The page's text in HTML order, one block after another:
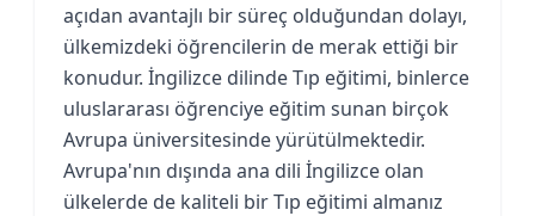
açıdan avantajlı bir süreç olduğundan dolayı,
ülkemizdeki öğrencilerin de merak ettiği bir
konudur. İngilizce dilinde Tıp eğitimi, binlerce
uluslararası öğrenciye eğitim sunan birçok
Avrupa üniversitesinde yürütülmektedir.
Avrupa'nın dışında ana dili İngilizce olan
ülkelerde de kaliteli bir Tıp eğitimi almanız